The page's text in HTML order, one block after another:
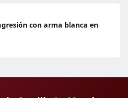
con arma blanca en